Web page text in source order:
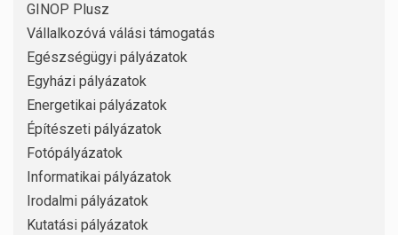
GINOP Plusz
Vállalkozóvá válási támogatás
Egészségügyi pályázatok
Egyházi pályázatok
Energetikai pályázatok
Építészeti pályázatok
Fotópályázatok
Informatikai pályázatok
Irodalmi pályázatok
Kutatási pályázatok